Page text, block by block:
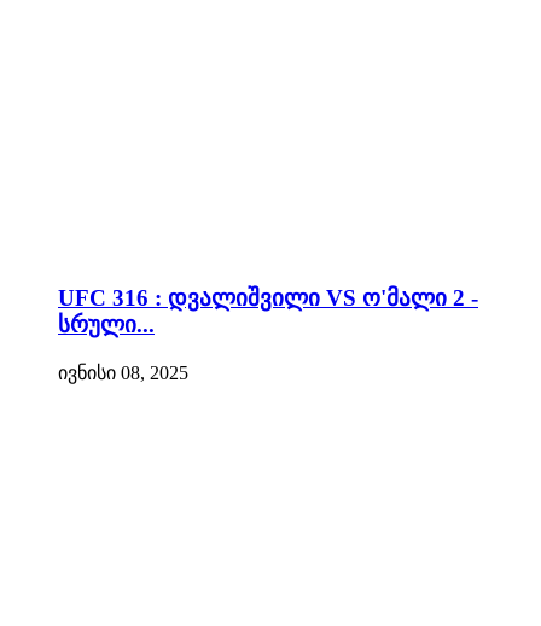
UFC 316 : დვალიშვილი VS ო'მალი 2 -
სრული...
ივნისი 08, 2025